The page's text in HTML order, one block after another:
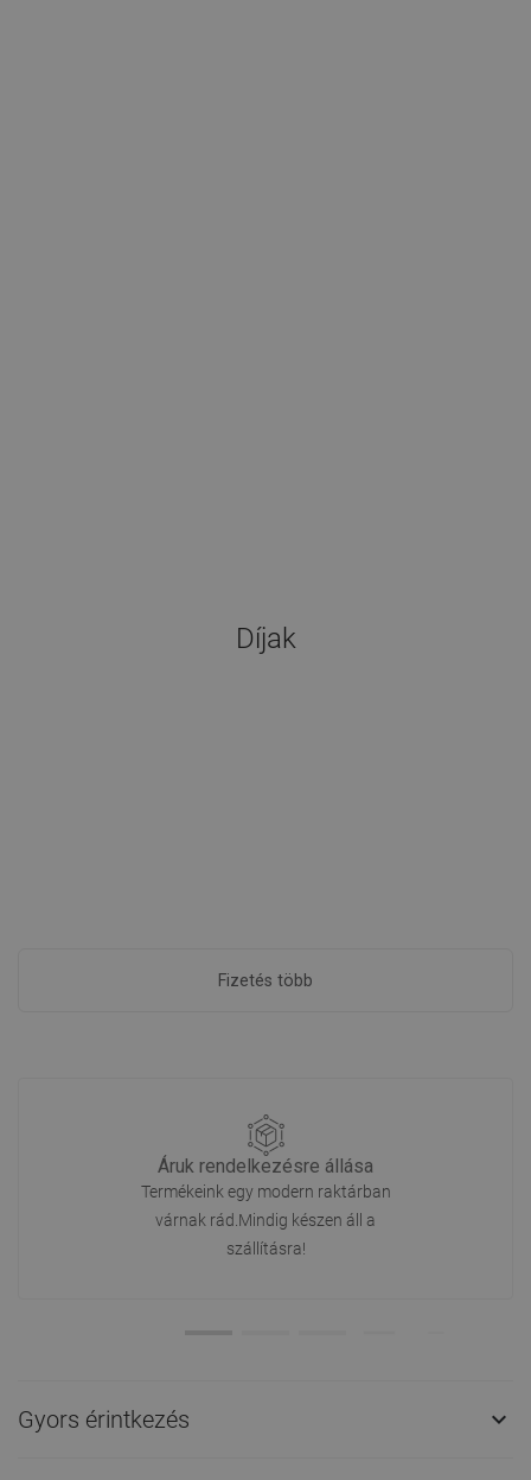
Díjak
Fizetés több
Áruk rendelkezésre állása
Termékeink egy modern raktárban
várnak rád.Mindig készen áll a
szállításra!
Gyors érintkezés 